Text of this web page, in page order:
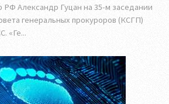
РФ Александр Гуцан на 35-м заседании
генеральных прокуроров (КСГП)
«Ге...